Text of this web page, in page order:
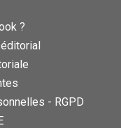
?
- RGPD